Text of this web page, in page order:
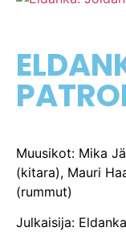
Muusikot: Mika
(kitara), Mauri
(rummut)
Julkaisija: